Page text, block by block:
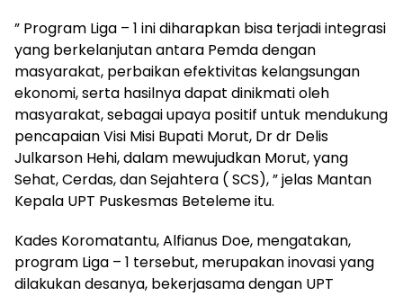
” Program Liga – 1 ini diharapkan bisa terjadi integrasi
yang berkelanjutan antara Pemda dengan
masyarakat, perbaikan efektivitas kelangsungan
ekonomi, serta hasilnya dapat dinikmati oleh
masyarakat, sebagai upaya positif untuk mendukung
pencapaian Visi Misi Bupati Morut, Dr dr Delis
Julkarson Hehi, dalam mewujudkan Morut, yang
Sehat, Cerdas, dan Sejahtera ( SCS), ” jelas Mantan
Kepala UPT Puskesmas Beteleme itu.
Kades Koromatantu, Alfianus Doe, mengatakan,
program Liga – 1 tersebut, merupakan inovasi yang
dilakukan desanya, bekerjasama dengan UPT